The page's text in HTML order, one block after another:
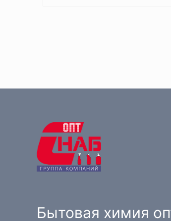
Бытовая химия